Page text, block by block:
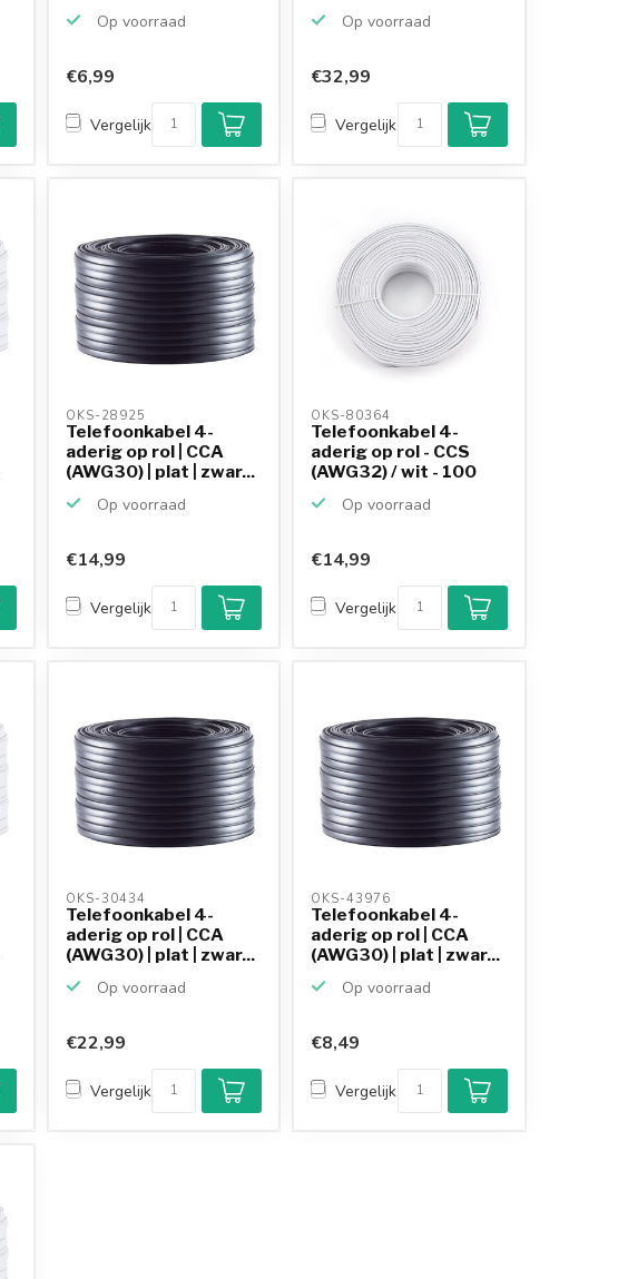
Op voorraad
€6,99
Vergelijk
Op voorraad
€32,99
Vergelijk
OKS-28925
Telefoonkabel 4-
aderig op rol | CCA
(AWG30) | plat | zwar...
Op voorraad
€14,99
Vergelijk
OKS-80364
Telefoonkabel 4-
aderig op rol - CCS
(AWG32) / wit - 100
Op voorraad
Klantenbeoordeling
9,2/10
Achteraf betalen
mogelijk
€14,99
Vergelijk
OKS-30434
Telefoonkabel 4-
aderig op rol | CCA
(AWG30) | plat | zwar...
Op voorraad
€22,99
Vergelijk
OKS-43976
Telefoonkabel 4-
aderig op rol | CCA
(AWG30) | plat | zwar...
Op voorraad
€8,49
Vergelijk